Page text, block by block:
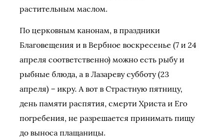
растительным маслом.
По церковным канонам, в праздники
Благовещения и в Вербное воскресенье (7 и 24
апреля соответственно) можно есть рыбу и
рыбные блюда, а в Лазареву субботу (23
апреля) – икру. А вот в Страстную пятницу,
день памяти распятия, смерти Христа и Его
погребения, не разрешается принимать пищу
до выноса плащаницы.